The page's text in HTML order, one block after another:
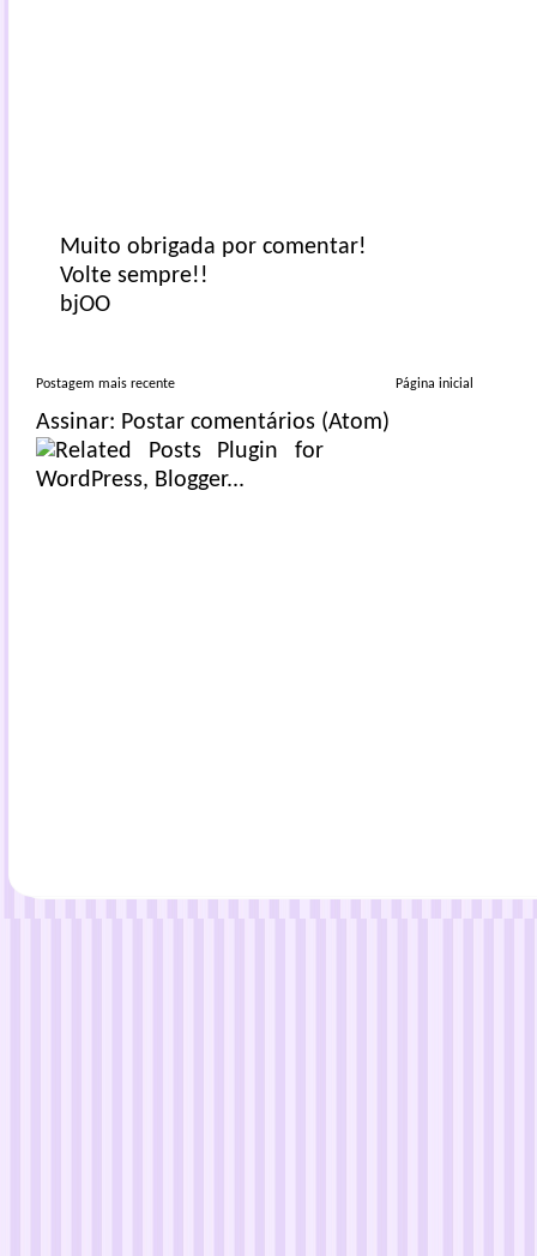
Muito obrigada por comentar!
Volte sempre!!
bjOO
Postagem mais recente Página inicial
Assinar: Postar comentários (Atom)